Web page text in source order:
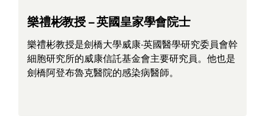
樂禮彬教授 – 英國皇家學會院士
樂禮彬教授是劍橋大學威康-英國醫學研究委員會幹
細胞研究所的威康信託基金會主要研究員。他也是
劍橋阿登布魯克醫院的感染病醫師。